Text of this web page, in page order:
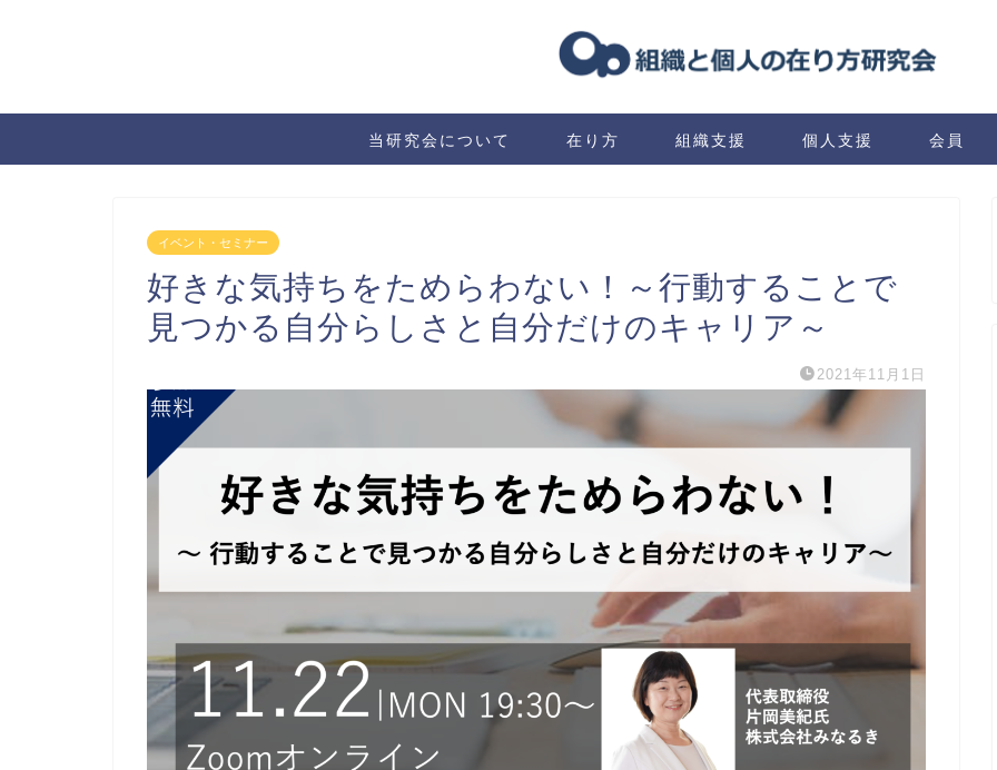
当研究会について 在り方 組織支援 個人支援 会員
イベント・セミナー
好きな気持ちをためらわない！～行動することで
見つかる自分らしさと自分だけのキャリア～
2021年11月1日